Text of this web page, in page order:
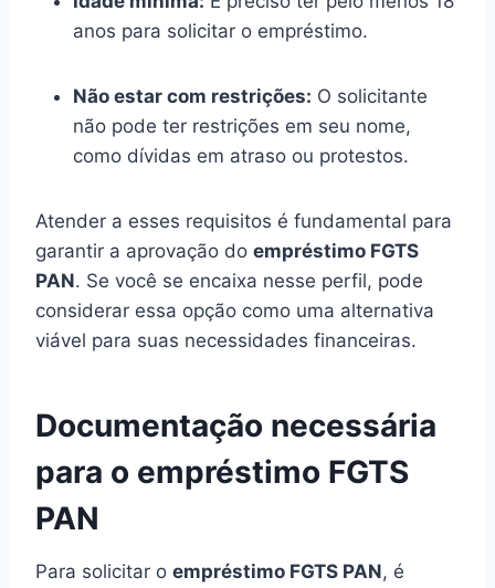
anos para solicitar o empréstimo.
Não estar com restrições: O solicitante
não pode ter restrições em seu nome,
como dívidas em atraso ou protestos.
Atender a esses requisitos é fundamental para
garantir a aprovação do empréstimo FGTS
PAN. Se você se encaixa nesse perfil, pode
considerar essa opção como uma alternativa
viável para suas necessidades financeiras.
Documentação necessária
para o empréstimo FGTS
PAN
Para solicitar o empréstimo FGTS PAN, é